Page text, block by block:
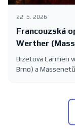
22. 5. 2026
Francouzská
Werther
Bizetova Carmen
Brno) a